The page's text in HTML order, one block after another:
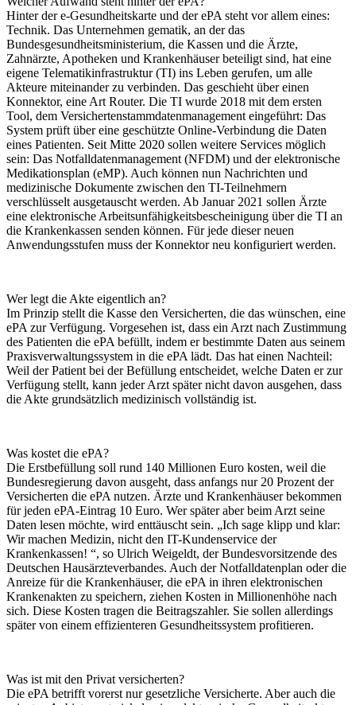
Hinter der e-Gesundheitskarte und der ePA steht vor allem eines:
Technik. Das Unternehmen gematik, an der das
Bundesgesundheitsministerium, die Kassen und die Ärzte,
Zahnärzte, Apotheken und Krankenhäuser beteiligt sind, hat eine
eigene Telematikinfrastruktur (TI) ins Leben gerufen, um alle
Akteure miteinander zu verbinden. Das geschieht über einen
Konnektor, eine Art Router. Die TI wurde 2018 mit dem ersten
Tool, dem Versichertenstammdatenmanagement eingeführt: Das
System prüft über eine geschützte Online-Verbindung die Daten
eines Patienten. Seit Mitte 2020 sollen weitere Services möglich
sein: Das Notfalldatenmanagement (NFDM) und der elektronische
Medikationsplan (eMP). Auch können nun Nachrichten und
medizinische Dokumente zwischen den TI-Teilnehmern
verschlüsselt ausgetauscht werden. Ab Januar 2021 sollen Ärzte
eine elektronische Arbeitsunfähigkeitsbescheinigung über die TI an
die Krankenkassen senden können. Für jede dieser neuen
Anwendungsstufen muss der Konnektor neu konfiguriert werden.
Wer legt die Akte eigentlich an?
Im Prinzip stellt die Kasse den Versicherten, die das wünschen, eine
ePA zur Verfügung. Vorgesehen ist, dass ein Arzt nach Zustimmung
des Patienten die ePA befüllt, indem er bestimmte Daten aus seinem
Praxisverwaltungssystem in die ePA lädt. Das hat einen Nachteil:
Weil der Patient bei der Befüllung entscheidet, welche Daten er zur
Verfügung stellt, kann jeder Arzt später nicht davon ausgehen, dass
die Akte grundsätzlich medizinisch vollständig ist.
Was kostet die ePA?
Die Erstbefüllung soll rund 140 Millionen Euro kosten, weil die
Bundesregierung davon ausgeht, dass anfangs nur 20 Prozent der
Versicherten die ePA nutzen. Ärzte und Krankenhäuser bekommen
für jeden ePA-Eintrag 10 Euro. Wer später aber beim Arzt seine
Daten lesen möchte, wird enttäuscht sein. „Ich sage klipp und klar:
Wir machen Medizin, nicht den IT-Kundenservice der
Krankenkassen! “, so Ulrich Weigeldt, der Bundesvorsitzende des
Deutschen Hausärzteverbandes. Auch der Notfalldatenplan oder die
Anreize für die Krankenhäuser, die ePA in ihren elektronischen
Krankenakten zu speichern, ziehen Kosten in Millionenhöhe nach
sich. Diese Kosten tragen die Beitragszahler. Sie sollen allerdings
später von einem effizienteren Gesundheitssystem profitieren.
Was ist mit den Privat versicherten?
Die ePA betrifft vorerst nur gesetzliche Versicherte. Aber auch die